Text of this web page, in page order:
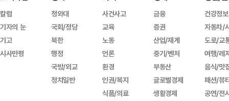
칼럼
기자의 눈
기고
시사만평
청와대
국회/정당
북한
행정
국방/외교
정치일반
사건사고
교육
노동
언론
환경
인권/복지
식품/의료
금융
증권
산업/재계
중기/벤처
부동산
글로벌경제
생활경제
건강정보
자동차/
도로/교
여행/레
음식/맛
패션/뷰
공연/전